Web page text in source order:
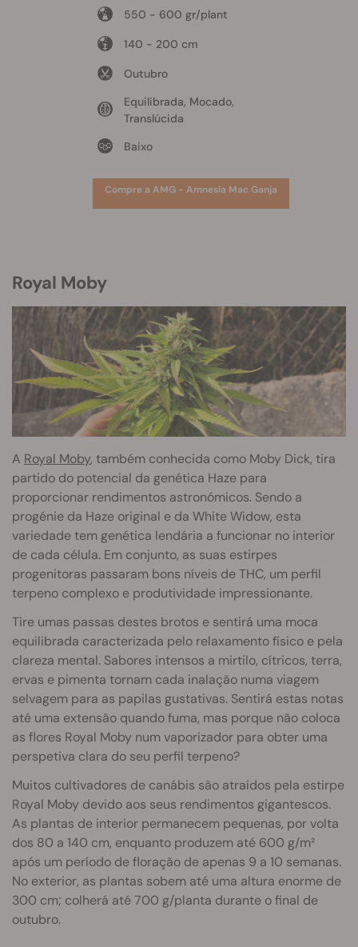
550 - 600 gr/plant
140 - 200 cm
Outubro
Equilibrada, Mocado,
Translúcida
Baixo
Compre a AMG - Amnesia Mac Ganja
Royal Moby
A Royal Moby, também conhecida como Moby Dick, tira
partido do potencial da genética Haze para
proporcionar rendimentos astronómicos. Sendo a
progénie da Haze original e da White Widow, esta
variedade tem genética lendária a funcionar no interior
de cada célula. Em conjunto, as suas estirpes
progenitoras passaram bons níveis de THC, um perfil
terpeno complexo e produtividade impressionante.
Tire umas passas destes brotos e sentirá uma moca
equilibrada caracterizada pelo relaxamento físico e pela
clareza mental. Sabores intensos a mirtilo, cítricos, terra,
ervas e pimenta tornam cada inalação numa viagem
selvagem para as papilas gustativas. Sentirá estas notas
até uma extensão quando fuma, mas porque não coloca
as flores Royal Moby num vaporizador para obter uma
perspetiva clara do seu perfil terpeno?
Muitos cultivadores de canábis são atraídos pela estirpe
Royal Moby devido aos seus rendimentos gigantescos.
As plantas de interior permanecem pequenas, por volta
dos 80 a 140 cm, enquanto produzem até 600 g/m²
após um período de floração de apenas 9 a 10 semanas.
No exterior, as plantas sobem até uma altura enorme de
300 cm; colherá até 700 g/planta durante o final de
outubro.